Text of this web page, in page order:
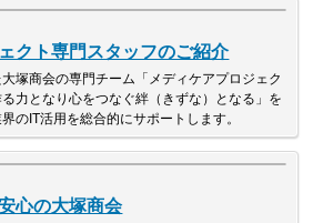
クト専門スタッフのご紹介
塚商会の専門チーム「メディケアプロジェク
力となり心をつなぐ絆（きずな）となる」を
のIT活用を総合的にサポートします。
心の大塚商会